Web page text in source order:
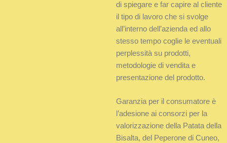
di spiegare e far capire al cliente
il tipo di lavoro che si svolge
all’interno dell’azienda ed allo
stesso tempo coglie le eventuali
perplessità su prodotti,
metodologie di vendita e
presentazione del prodotto.
Garanzia per il consumatore è
l’adesione ai consorzi per la
valorizzazione della Patata della
Bisalta, del Peperone di Cuneo,